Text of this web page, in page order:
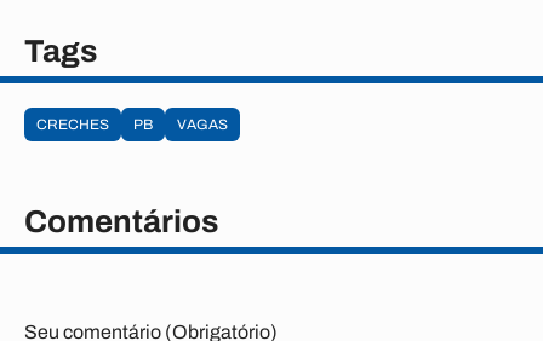
Tags
CRECHES PB VAGAS
Comentários
Seu comentário (Obrigatório)